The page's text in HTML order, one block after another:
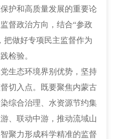
护和高质量发展的重要论
督政治方向，结合“参政
把做好专项民主监督作为
检验。
生态环境界别优势，坚持
切入点。既要聚焦内蒙古
综合治理、水资源节约集
、联动中游，推动流域山
聚力形成科学精准的监督